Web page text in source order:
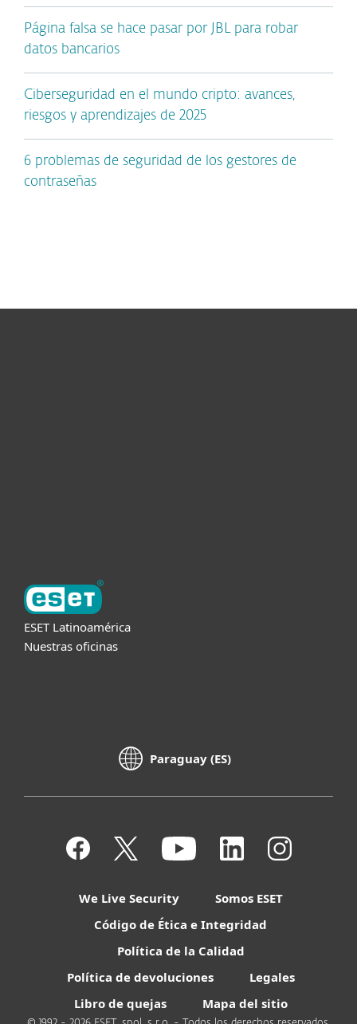
Página falsa se hace pasar por JBL para robar
datos bancarios
Ciberseguridad en el mundo cripto: avances,
riesgos y aprendizajes de 2025
6 problemas de seguridad de los gestores de
contraseñas
ESET Latinoamérica
Nuestras oficinas
Paraguay (ES)
We Live Security
Somos ESET
Código de Ética e Integridad
Política de la Calidad
Política de devoluciones
Legales
Libro de quejas
Mapa del sitio